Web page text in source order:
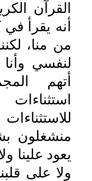
القرآن
أنه يقرأ
من منا،
لنفسي وأنا
أتهم
منشغلون
يعود علينا
ولا على